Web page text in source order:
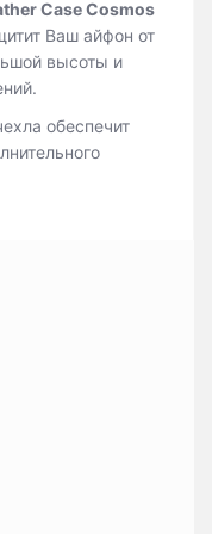
Case Cosmos
Ваш айфон от
высоты и
обеспечит